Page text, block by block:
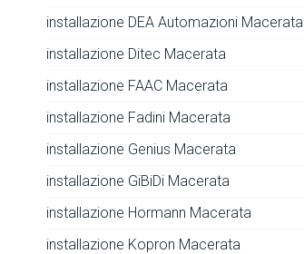
installazione DEA Automazioni Macerata
installazione Ditec Macerata
installazione FAAC Macerata
installazione Fadini Macerata
installazione Genius Macerata
installazione GiBiDi Macerata
installazione Hormann Macerata
installazione Kopron Macerata